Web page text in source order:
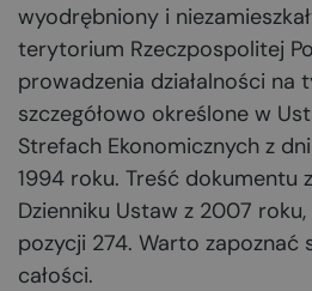
wyodrębniony i
terytorium Rzeczpospolitej
prowadzenia działalności na
szczegółowo określone w
Strefach Ekonomicznych z
1994 roku. Treść dokumentu
Dzienniku Ustaw z 2007
pozycji 274. Warto zapoznać
całości.